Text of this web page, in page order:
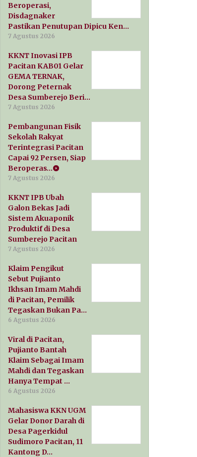
Beroperasi,
Disdagnaker
Pastikan Penutupan Dipicu Ken…
7 Agustus 2026
KKNT Inovasi IPB
Pacitan KAB01 Gelar
GEMA TERNAK,
Dorong Peternak
Desa Sumberejo Beri…
7 Agustus 2026
Pembangunan Fisik
Sekolah Rakyat
Terintegrasi Pacitan
Capai 92 Persen, Siap
Beroperas…
7 Agustus 2026
KKNT IPB Ubah
Galon Bekas Jadi
Sistem Akuaponik
Produktif di Desa
Sumberejo Pacitan
7 Agustus 2026
Klaim Pengikut
Sebut Pujianto
Ikhsan Imam Mahdi
di Pacitan, Pemilik
Tegaskan Bukan Pa…
6 Agustus 2026
Viral di Pacitan,
Pujianto Bantah
Klaim Sebagai Imam
Mahdi dan Tegaskan
Hanya Tempat …
6 Agustus 2026
Mahasiswa KKN UGM
Gelar Donor Darah di
Desa Pagerkidul
Sudimoro Pacitan, 11
Kantong D…